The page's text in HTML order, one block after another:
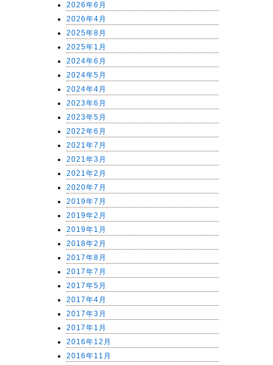
2026年6月
2026年4月
2025年8月
2025年1月
2024年6月
2024年5月
2024年4月
2023年6月
2023年5月
2022年6月
2021年7月
2021年3月
2021年2月
2020年7月
2019年7月
2019年2月
2019年1月
2018年2月
2017年8月
2017年7月
2017年5月
2017年4月
2017年3月
2017年1月
2016年12月
2016年11月